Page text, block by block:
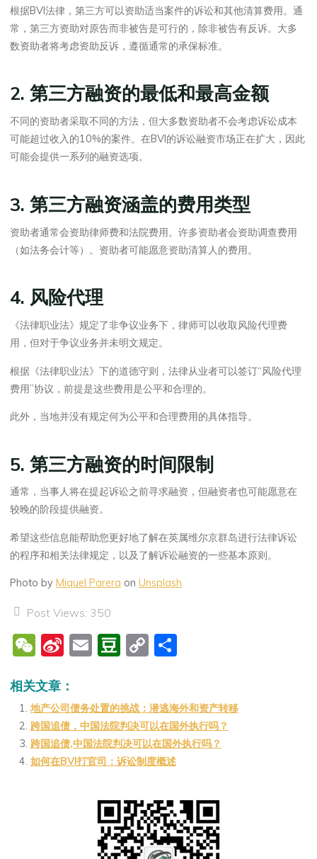
根据BVI法律，第三方可以资助适当案件的诉讼和其他清算费用。通
常，第三方资助对原告而非被告是可行的，除非被告有反诉。大多
数资助者将考虑资助反诉，遵循通常的承保标准。
2. 第三方融资的最低和最高金额
不同的资助者采取不同的方法，但大多数资助者不会考虑诉讼成本
可能超过收入的10%的案件。在BVI的诉讼融资市场正在扩大，因此
可能会提供一系列的融资选项。
3. 第三方融资涵盖的费用类型
资助者通常会资助律师费和法院费用。许多资助者会资助调查费用
（如法务会计等）。资助者可能愿意资助清算人的费用。
4. 风险代理
《法律职业法》规定了非争议业务下，律师可以收取风险代理费
用，但对于争议业务并未明文规定。
根据《法律职业法》下的道德守则，法律从业者可以签订“风险代理
费用”协议，前提是这些费用是公平和合理的。
此外，当地并没有规定何为公平和合理费用的具体指导。
5. 第三方融资的时间限制
通常，当事人将在提起诉讼之前寻求融资，但融资者也可能愿意在
较晚的阶段提供融资。
希望这些信息能帮助您更好地了解在英属维尔京群岛进行法律诉讼
的程序和相关法律规定，以及了解诉讼融资的一些基本原则。
Photo byMiquel Parera onUnsplash
Post Views: 350
W
C
h
at
Si
a
W
ei
b
E
l
D
b
a
n
C
y
Li
n
相关文章：
地产公司债务处置的挑战：潜逃海外和资产转移
跨国追债，中国法院判决可以在国外执行吗？
跨国追债,中国法院判决可以在国外执行吗？
如何在BVI打官司：诉讼制度概述